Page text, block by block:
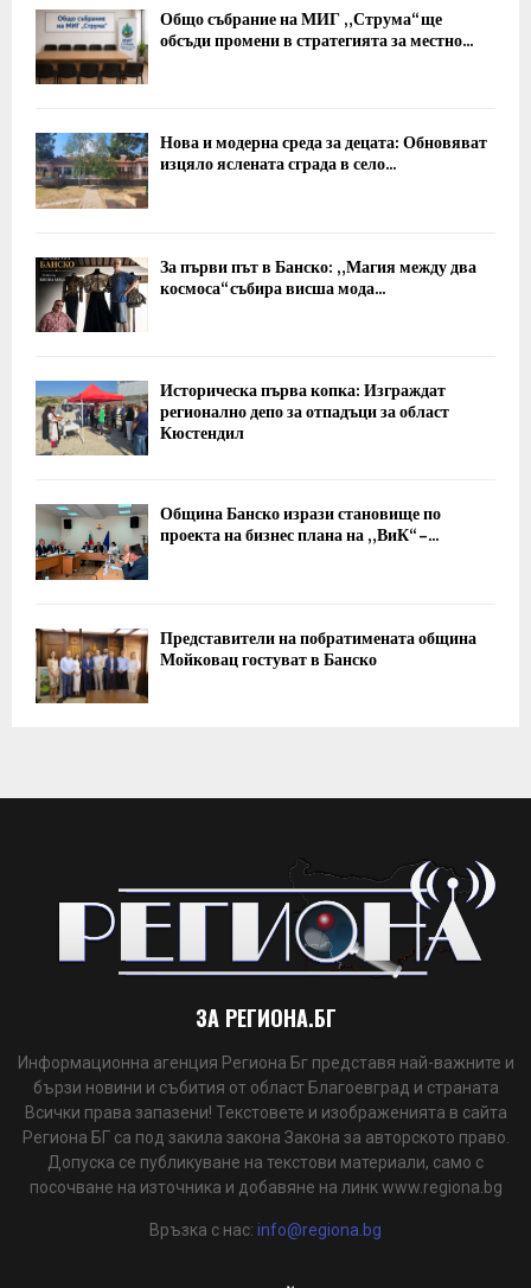
Общо събрание на МИГ „Струма“ ще
обсъди промени в стратегията за местно...
Нова и модерна среда за децата: Обновяват
изцяло яслената сграда в село...
За първи път в Банско: „Магия между два
космоса“ събира висша мода...
Историческа първа копка: Изграждат
регионално депо за отпадъци за област
Кюстендил
Община Банско изрази становище по
проекта на бизнес плана на „ВиК“ –...
Представители на побратимената община
Мойковац гостуват в Банско
ЗА РЕГИОНА.БГ
Информационна агенция Региона Бг представя най-важните и
бързи новини и събития от област Благоевград и страната
Всички права запазени! Текстовете и изображенията в сайта
Региона БГ са под закила закона Закона за авторското право.
Допуска се публикуване на текстови материали, само с
посочване на източника и добавяне на линк www.regiona.bg
Връзка с нас: info@regiona.bg